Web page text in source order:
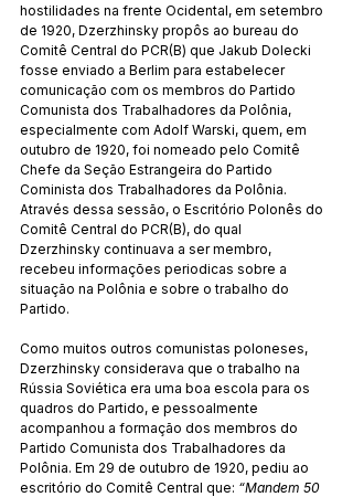
hostilidades na frente Ocidental, em setembro
de 1920, Dzerzhinsky propôs ao bureau do
Comitê Central do PCR(B) que Jakub Dolecki
fosse enviado a Berlim para estabelecer
comunicação com os membros do Partido
Comunista dos Trabalhadores da Polônia,
especialmente com Adolf Warski, quem, em
outubro de 1920, foi nomeado pelo Comitê
Chefe da Seção Estrangeira do Partido
Cominista dos Trabalhadores da Polônia.
Através dessa sessão, o Escritório Polonês do
Comitê Central do PCR(B), do qual
Dzerzhinsky continuava a ser membro,
recebeu informações periodicas sobre a
situação na Polônia e sobre o trabalho do
Partido.
Como muitos outros comunistas poloneses,
Dzerzhinsky considerava que o trabalho na
Rússia Soviética era uma boa escola para os
quadros do Partido, e pessoalmente
acompanhou a formação dos membros do
Partido Comunista dos Trabalhadores da
Polônia. Em 29 de outubro de 1920, pediu ao
escritório do Comitê Central que: “Mandem 50